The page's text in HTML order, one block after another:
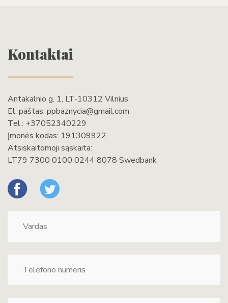
Kontaktai
Antakalnio g. 1, LT-10312 Vilnius
El. paštas: ppbaznycia@gmail.com
Tel.: +37052340229
Įmonės kodas: 191309922
Atsiskaitomoji sąskaita:
LT79 7300 0100 0244 8078 Swedbank